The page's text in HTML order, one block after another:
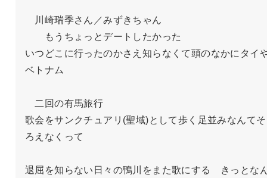
川崎瑞季さん／みずきちゃん
もうちょっとデートしたかった
いつどこに行ったのかさえ知らなくて頭のなかにタイ
ベトナム
二回の有馬旅行
歌会をサンクチュアリ(聖域)として歩く足並みなんてそ
ろえなくって
退屈を知らない日々の鴨川をまた歌にする　きっとな